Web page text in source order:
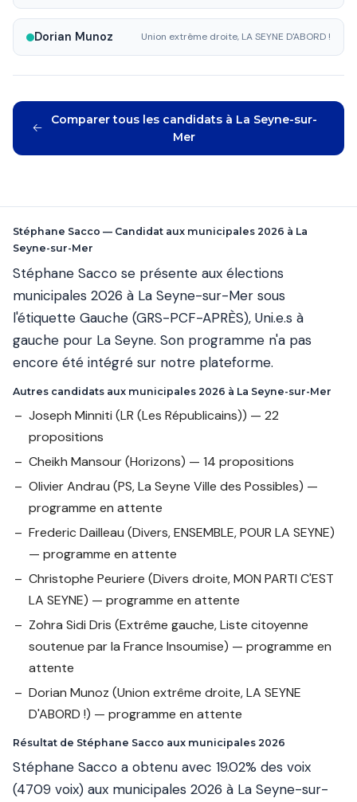
Dorian Munoz Union extrême droite, LA SEYNE D'ABORD !
Comparer tous les candidats à La Seyne-sur-
Mer
Stéphane Sacco — Candidat aux municipales 2026 à La
Seyne-sur-Mer
Stéphane Sacco se présente aux élections
municipales 2026 à La Seyne-sur-Mer sous
l'étiquette Gauche (GRS-PCF-APRÈS), Uni.e.s à
gauche pour La Seyne. Son programme n'a pas
encore été intégré sur notre plateforme.
Autres candidats aux municipales 2026 à La Seyne-sur-Mer
Joseph Minniti (LR (Les Républicains)) — 22
propositions
Cheikh Mansour(Horizons) — 14 propositions
Olivier Andrau (PS, La Seyne Ville des Possibles) —
programme en attente
Frederic Dailleau (Divers, ENSEMBLE, POUR LA SEYNE)
— programme en attente
Christophe Peuriere (Divers droite, MON PARTI C'EST
LA SEYNE) — programme en attente
Zohra Sidi Dris (Extrême gauche, Liste citoyenne
soutenue par la France Insoumise) — programme en
attente
Dorian Munoz (Union extrême droite, LA SEYNE
D'ABORD !) — programme en attente
Résultat de Stéphane Sacco aux municipales 2026
Stéphane Sacco a obtenu avec 19.02% des voix
(4709 voix) aux municipales 2026 à La Seyne-sur-